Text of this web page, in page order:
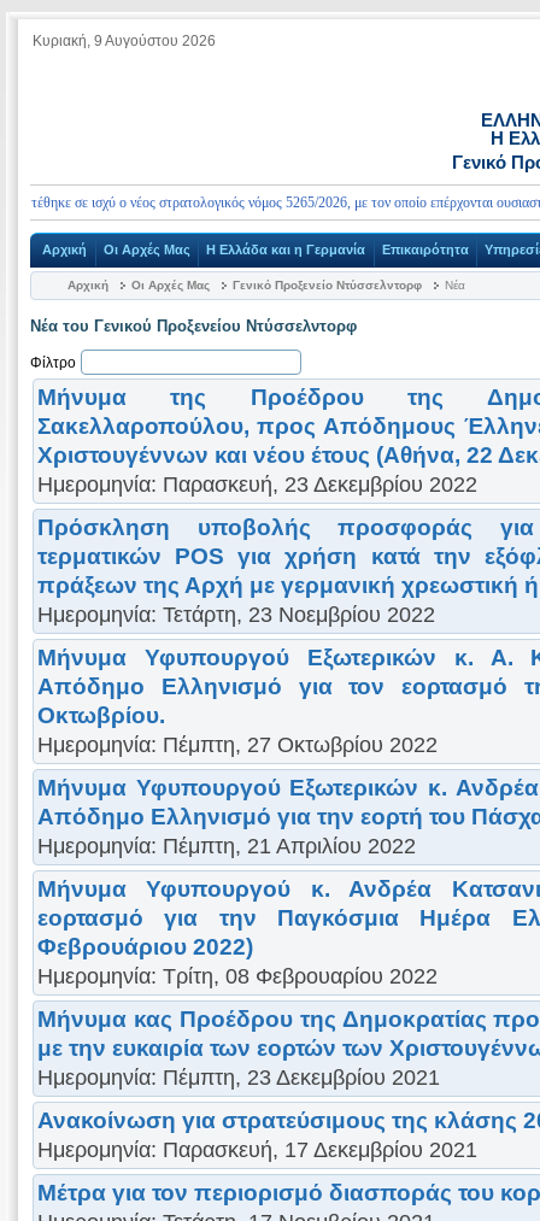
Κυριακή, 9 Αυγούστου 2026
Η
Γενικό
σε ισχύ ο νέος στρατολογικός νόμος 5265/2026, με τον οποίο επέρχονται
Αρχική Οι Αρχές Μας Η Ελλάδα και η Γερμανία Επικαιρότητα
Αρχική Οι Αρχές Μας Γενικό Προξενείο Ντύσσελντορφ Νέα
Νέα του Γενικού Προξενείου Ντύσσελντορφ
Φίλτρο
Μήνυμα της Προέδρου της
Σακελλαροπούλου, προς Aπόδημους
Χριστουγέννων και νέου έτους (Αθήνα, 22
Ημερομηνία: Παρασκευή, 23 Δεκεμβρίου 2022
Πρόσκληση υποβολής προσφοράς για
τερματικών POS για χρήση κατά την
πράξεων της Αρχή με γερμανική χρεωστική ή
Ημερομηνία: Τετάρτη, 23 Νοεμβρίου 2022
Μήνυμα Υφυπουργού Εξωτερικών κ. Α.
Απόδημο Ελληνισμό για τον εορτασμό
Οκτωβρίου.
Ημερομηνία: Πέμπτη, 27 Οκτωβρίου 2022
Μήνυμα Υφυπουργού Εξωτερικών κ.
Απόδημο Ελληνισμό για την εορτή του
Ημερομηνία: Πέμπτη, 21 Απριλίου 2022
Μήνυμα Υφυπουργού κ. Ανδρέα
εορτασμό για την Παγκόσμια Ημέρα
Φεβρουάριου 2022)
Ημερομηνία: Τρίτη, 08 Φεβρουαρίου 2022
Μήνυμα κας Προέδρου της Δημοκρατίας
με την ευκαιρία των εορτών των
Ημερομηνία: Πέμπτη, 23 Δεκεμβρίου 2021
Ανακοίνωση για στρατεύσιμους της κλάσης
Ημερομηνία: Παρασκευή, 17 Δεκεμβρίου 2021
Μέτρα για τον περιορισμό διασποράς του